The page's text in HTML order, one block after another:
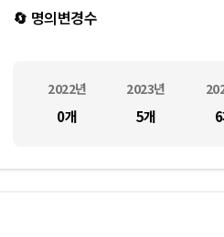
🔄 명의변경수
2022년 2023년
0개 5개 6